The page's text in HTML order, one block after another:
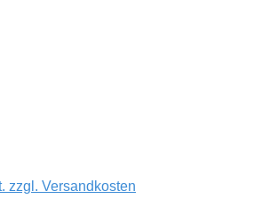
zzgl. Versandkosten